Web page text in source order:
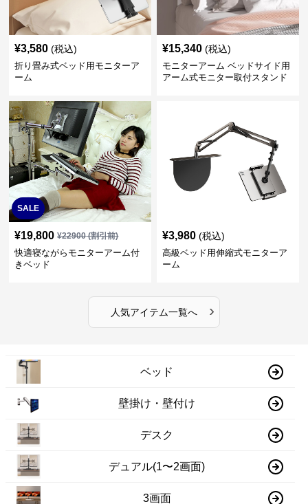
¥3,580 (税込)
折り畳み式ベッド用モニターア
ーム
¥15,340 (税込)
モニターアーム ベッドサイド用
アーム式モニター取付スタンド
SALE
¥19,800 ¥22900(割引前)
快適寝ながらモニターアーム付
きベッド
¥3,980 (税込)
高級ベッド用伸縮式モニターア
ーム
人気アイテム一覧へ ›
ベッド
壁掛け・壁付け
デスク
デュアル(1〜2画面)
3画面